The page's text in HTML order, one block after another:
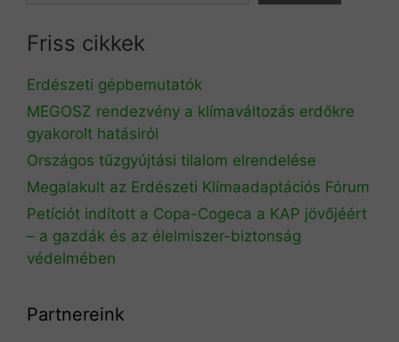
Friss cikkek
Erdészeti gépbemutatók
MEGOSZ rendezvény a klímaváltozás erdőkre
gyakorolt hatásiról
Országos tűzgyújtási tilalom elrendelése
Megalakult az Erdészeti Klímaadaptációs Fórum
Petíciót indított a Copa-Cogeca a KAP jövőjéért
– a gazdák és az élelmiszer-biztonság
védelmében
Partnereink